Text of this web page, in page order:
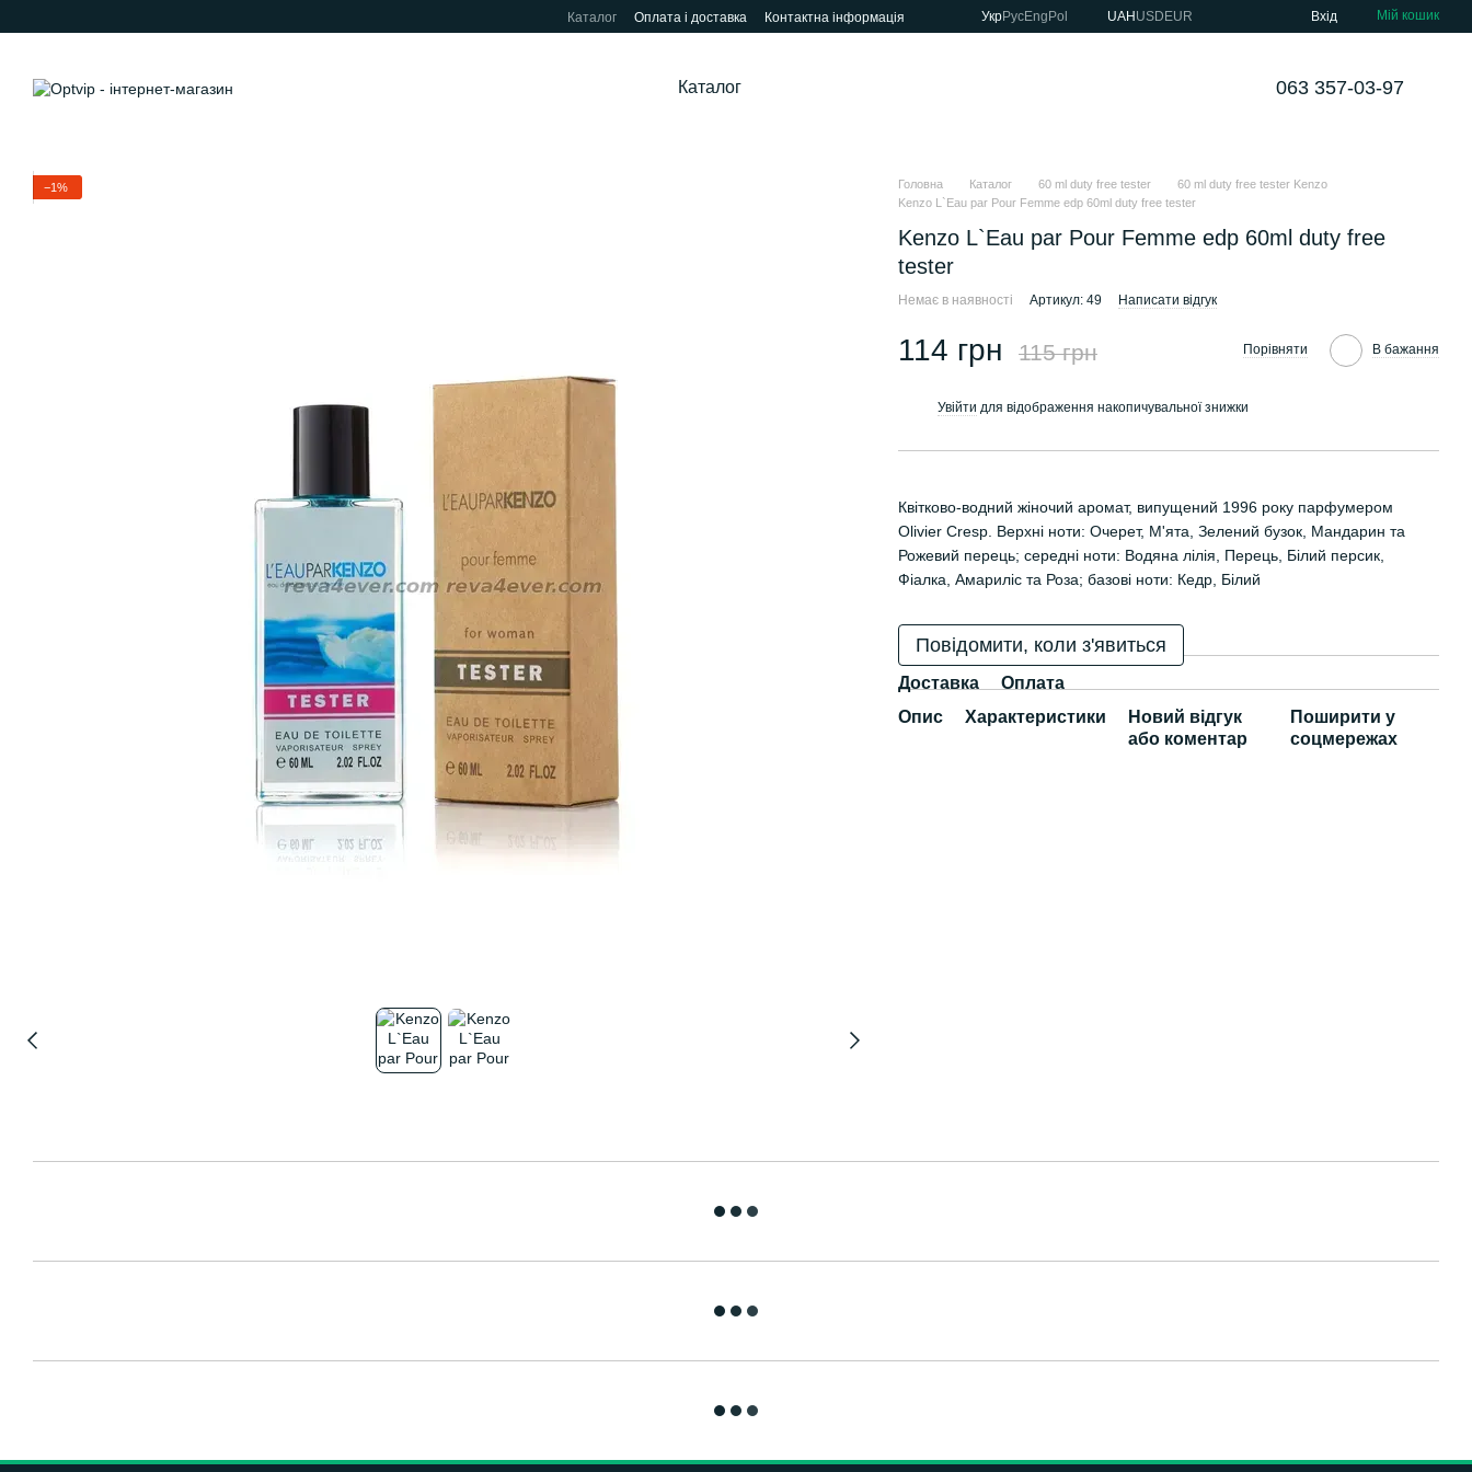
Каталог Оплата і доставка Контактна інформація УкрРусEng Pol UAH USD EUR Вхід Мій кошик
Каталог 063 357-03-97
−1% Головна Каталог 60 ml duty free tester
60 ml duty free tester Kenzo
Kenzo L`Eau par Pour Femme edp 60ml duty free tester
Kenzo L`Eau par Pour Femme edp 60ml duty free
tester
Немає в наявності Артикул: 49 Написати відгук
114 грн 115 грн Порівняти В бажання
Увійти для відображення накопичувальної знижки
Квітково-водний жіночий аромат, випущений 1996 року парфумером
Olivier Cresp. Верхні ноти: Очерет, М'ята, Зелений бузок, Мандарин та
Рожевий перець; середні ноти: Водяна лілія, Перець, Білий персик,
Фіалка, Амариліс та Роза; базові ноти: Кедр, Білий
Повідомити, коли з'явиться
Доставка
Оплата
Опис
Характеристики
Новий відгук
або коментар
Поширити у
соцмережах